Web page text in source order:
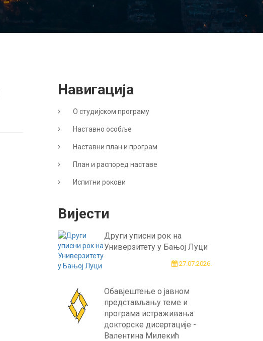
Навигација
О студијском програму
Наставно особље
Наставни план и програм
План и распоред наставе
Испитни рокови
Вијести
Други уписни рок на
Универзитету у Бањој Луци
27.07.2026.
Обавјештење о јавном
представљању теме и
програма истраживања
докторске дисертације -
Валентина Милекић